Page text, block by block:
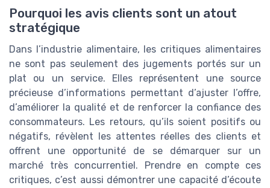
Pourquoi les avis clients sont un atout
stratégique
Dans l’industrie alimentaire, les critiques alimentaires
ne sont pas seulement des jugements portés sur un
plat ou un service. Elles représentent une source
précieuse d’informations permettant d’ajuster l’offre,
d’améliorer la qualité et de renforcer la confiance des
consommateurs. Les retours, qu’ils soient positifs ou
négatifs, révèlent les attentes réelles des clients et
offrent une opportunité de se démarquer sur un
marché très concurrentiel. Prendre en compte ces
critiques, c’est aussi démontrer une capacité d’écoute